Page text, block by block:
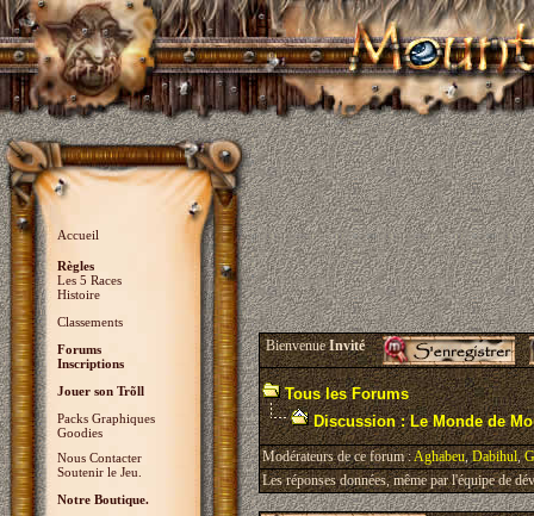
Accueil
Règles
Les 5 Races
Histoire
Classements
Forums
Inscriptions
Jouer son Trõll
Packs Graphiques
Goodies
Nous Contacter
Soutenir le Jeu.
Notre Boutique.
BienvenueInvité
Tous les Forums
Discussion : Le Monde de
Modérateurs de ce forum :Aghabeu,Dabihul,
Les réponses données, même par l'équipe de